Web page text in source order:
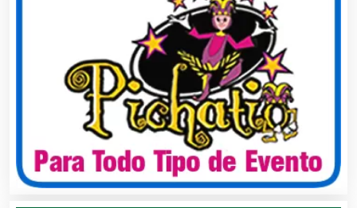
Análisis de Aguas
Animadores de Eventos
Aparatos y Equipos Eléctricos